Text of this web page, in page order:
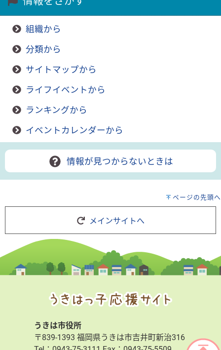
組織から
分類から
サイトマップから
ライフイベントから
ランキングから
イベントカレンダーから
情報が見つからないときは
ページの先頭へ
メインサイトへ
うきは市役所
〒839-1393 福岡県うきは市吉井町新治316